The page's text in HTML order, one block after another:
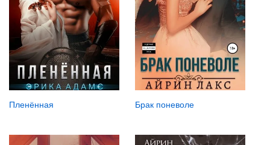
Пленённая Брак поневоле